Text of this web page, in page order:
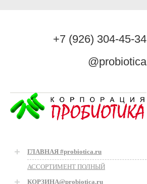
+7 (926) 304-45-34
@probiotica
ГЛАВНАЯ #probiotica.ru
АССОРТИМЕНТ ПОЛНЫЙ
КОРЗИНА@probiotica.ru